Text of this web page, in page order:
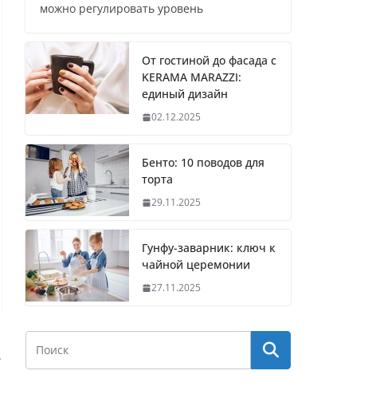
можно регулировать уровень
От гостиной до фасада с
KERAMA MARAZZI:
единый дизайн
02.12.2025
Бенто: 10 поводов для
торта
29.11.2025
Гунфу-заварник: ключ к
чайной церемонии
27.11.2025